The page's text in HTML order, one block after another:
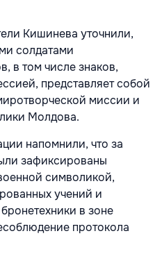
Кишинева уточнили,
солдатами
в том числе знаков,
представляет собой
миссии и
Молдова.
напомнили, что за
зафиксированы
символикой,
учений и
в зоне
протокола